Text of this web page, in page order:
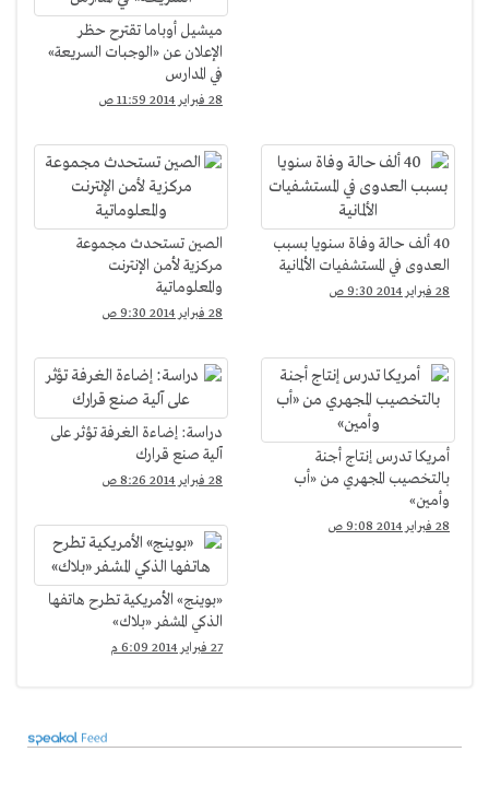
ميشيل أوباما تقترح حظر
الإعلان عن «الوجبات السريعة»
في المدارس
28 فبراير 2014 11:59 ص
40 ألف حالة وفاة سنويا بسبب
العدوى في المستشفيات الألمانية
28 فبراير 2014 9:30 ص
الصين تستحدث مجموعة
مركزية لأمن الإنترنت
والمعلوماتية
28 فبراير 2014 9:30 ص
أمريكا تدرس إنتاج أجنة
بالتخصيب المجهري من «أب
وأمين»
28 فبراير 2014 9:08 ص
دراسة: إضاءة الغرفة تؤثر على
آلية صنع قرارك
28 فبراير 2014 8:26 ص
«بوينج» الأمريكية تطرح هاتفها
الذكي المشفر «بلاك»
27 فبراير 2014 6:09 م